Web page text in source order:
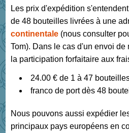
Les prix d'expédition
de 48 bouteilles livrées à une
continentale(nous consulter
Tom). Dans le cas d'un envoi
la participation forfaitaire aux
24.00 € de 1 à 47
franco de port dès 48
Nous pouvons aussi expédier
principaux pays européens en